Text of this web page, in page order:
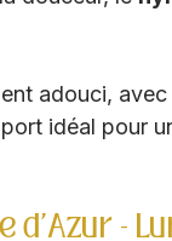
adouci,
idéal pour
d'Azur -